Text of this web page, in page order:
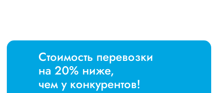
Стоимость перевозки
на 20% ниже,
чем у конкурентов!